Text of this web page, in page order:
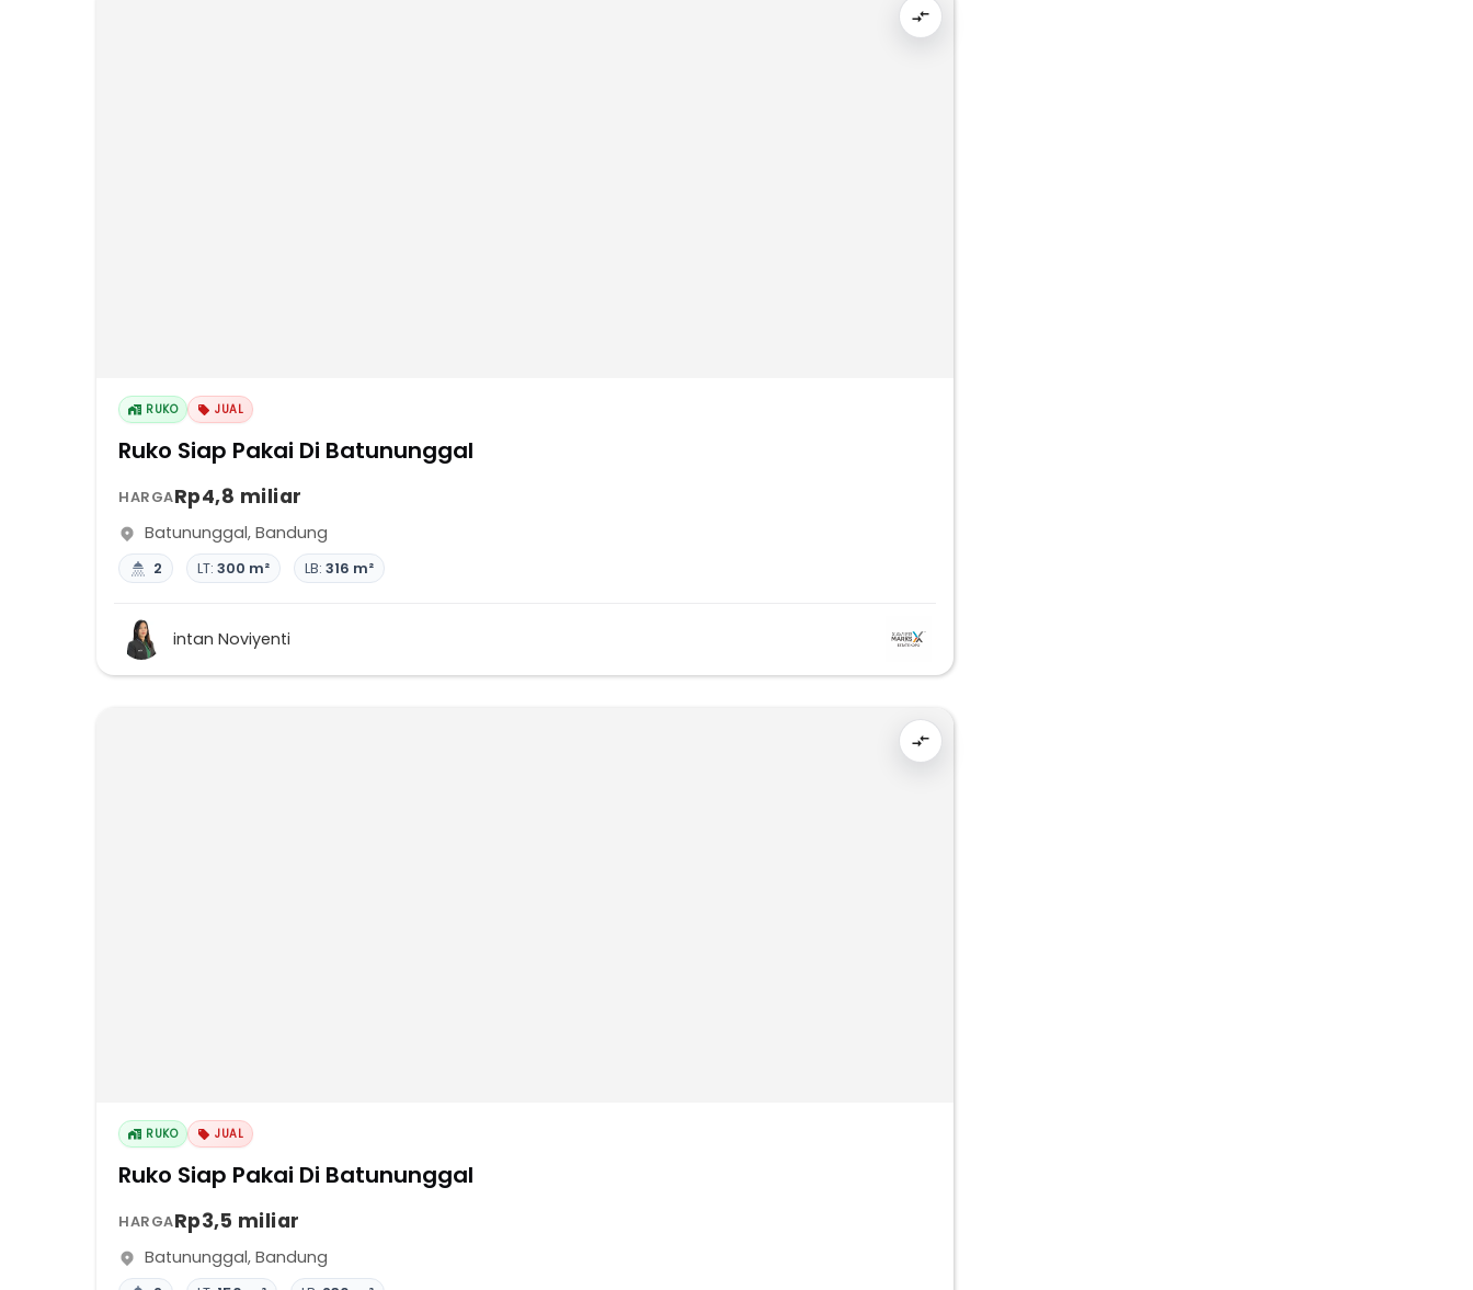
RUKO JUAL
Ruko Siap Pakai Di Batununggal
HARGARp4,8 miliar
Batununggal, Bandung
2 LT: 300 m² LB: 316 m²
intan Noviyenti
RUKO JUAL
Ruko Siap Pakai Di Batununggal
HARGARp3,5 miliar
Batununggal, Bandung